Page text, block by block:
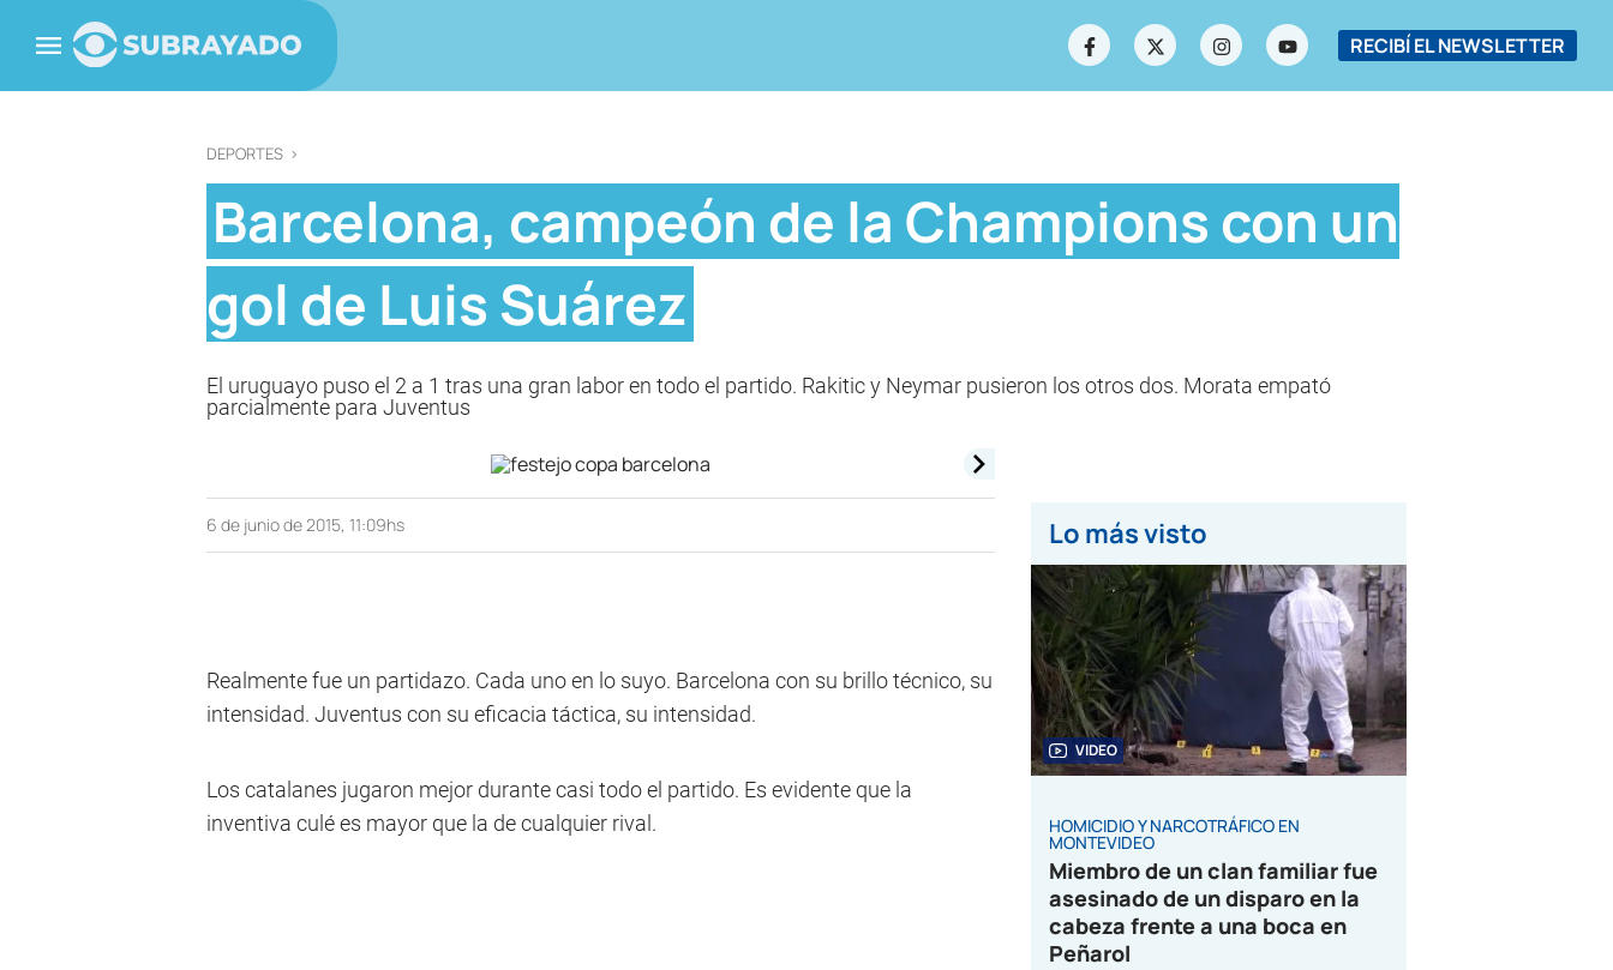
RECIBÍ EL NEWSLETTER
DEPORTES >
Barcelona, campeón de la Champions con un
gol de Luis Suárez
El uruguayo puso el 2 a 1 tras una gran labor en todo el partido. Rakitic y Neymar pusieron los otros dos. Morata empató
parcialmente para Juventus
6 de junio de 2015, 11:09hs
Realmente fue un partidazo. Cada uno en lo suyo. Barcelona con su brillo técnico, su
intensidad. Juventus con su eficacia táctica, su intensidad.
Los catalanes jugaron mejor durante casi todo el partido. Es evidente que la
inventiva culé es mayor que la de cualquier rival.
Lo más visto
VIDEO
HOMICIDIO Y NARCOTRÁFICO EN
MONTEVIDEO
Miembro de un clan familiar fue
asesinado de un disparo en la
cabeza frente a una boca en
Peñarol